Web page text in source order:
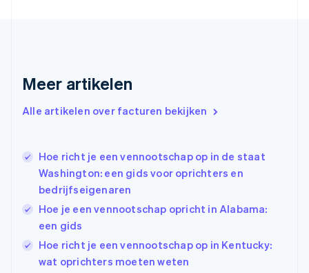
Meer artikelen
Alle artikelen over facturen bekijken
Hoe richt je een vennootschap op in de staat
Washington: een gids voor oprichters en
bedrijfseigenaren
Hoe je een vennootschap opricht in Alabama:
een gids
Hoe richt je een vennootschap op in Kentucky:
wat oprichters moeten weten
English
English
Ierland
English
English
Italië
ItalianoEnglish
日本語English
Kroatië